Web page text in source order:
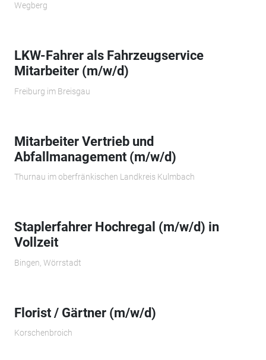
Wegberg
LKW-Fahrer als Fahrzeugservice
Mitarbeiter (m/w/d)
Freiburg im Breisgau
Mitarbeiter Vertrieb und
Abfallmanagement (m/w/d)
Thurnau im oberfränkischen Landkreis Kulmbach
Staplerfahrer Hochregal (m/w/d) in
Vollzeit
Bingen, Wörrstadt
Florist / Gärtner (m/w/d)
Korschenbroich